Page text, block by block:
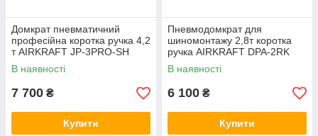
Домкрат пневматичний
професійна коротка ручка 4,2
т AIRKRAFT JP-3PRO-SH
В наявності
7 700 ₴
Купити
Пневмодомкрат для
шиномонтажу 2,8т коротка
ручка AIRKRAFT DPA-2RK
В наявності
6 100 ₴
Купити